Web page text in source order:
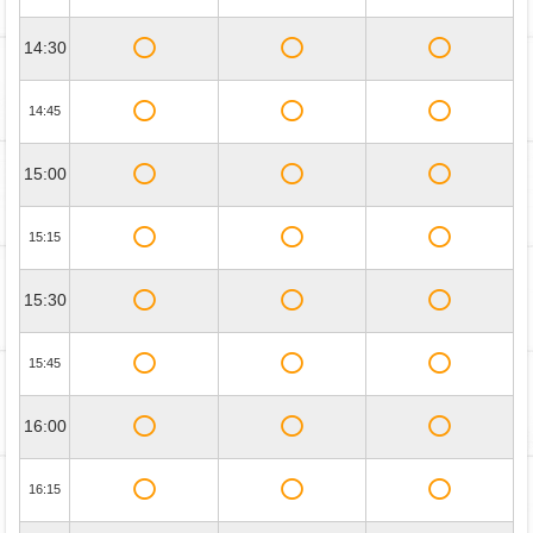
14:30
14:45
15:00
15:15
15:30
15:45
16:00
16:15